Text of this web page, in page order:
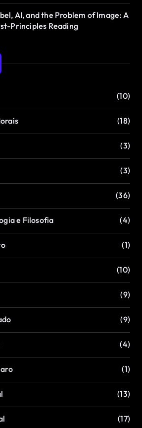
AI, and the Problem of Image: A
Principles Reading
(10)
(18)
(3)
(3)
(36)
e Filosofia (4)
(1)
(10)
(9)
(9)
(4)
(1)
(13)
(17)